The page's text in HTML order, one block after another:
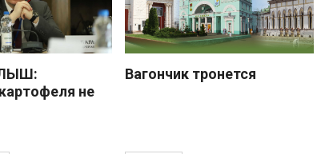
не
Вагончик тронется